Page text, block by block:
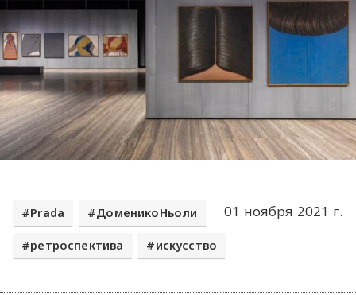
01 ноября 2021 г.
Prada ДоменикоНьоли
ретроспектива искусство